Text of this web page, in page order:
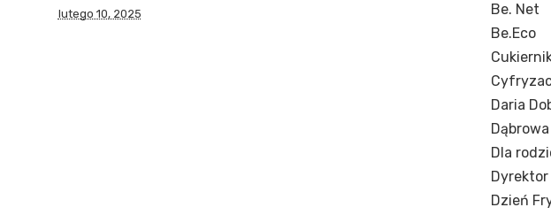
lutego 10, 2025
Be. Net
Be.Eco
Daria
Dla
Dzień